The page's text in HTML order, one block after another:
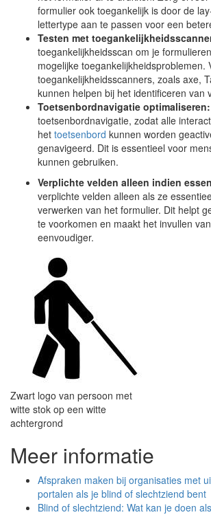
formulier ook toegankelijk is door de
lettertype aan te passen voor een
Testen met
toegankelijkheidsscan om je
mogelijke toegankelijkheidsproblemen.
toegankelijkheidsscanners, zoals axe,
kunnen helpen bij het identificeren van
Toetsenbordnavigatie optimaliseren:
toetsenbordnavigatie, zodat alle
het toetsenbord kunnen worden
genavigeerd. Dit is essentieel voor
kunnen gebruiken.
Verplichte velden alleen indien
verplichte velden alleen als ze
verwerken van het formulier. Dit helpt
te voorkomen en maakt het invullen
eenvoudiger.
Zwart logo van persoon met
witte stok op een witte
achtergrond
Meer informatie
Afspraken maken bij organisaties met
portalen als je blind of slechtziend bent
Blind of slechtziend: Wat kan je doen